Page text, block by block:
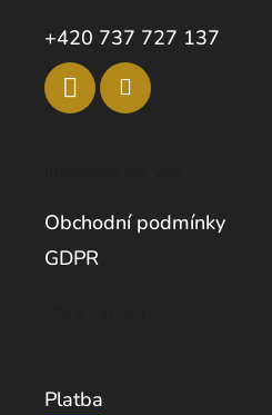
+420 737 727 137
Obchodní podmínky
GDPR
Platba